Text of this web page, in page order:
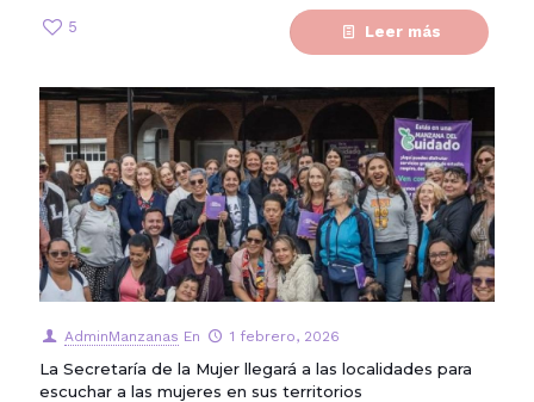
5 Leer más
AdminManzanas En 1 febrero, 2026
La Secretaría de la Mujer llegará a las localidades para
escuchar a las mujeres en sus territorios